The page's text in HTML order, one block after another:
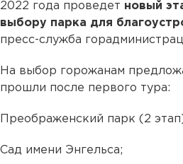
2022 года проведет новый
выбору парка для
пресс-служба
На выбор горожанам
прошли после первого тура:
Преображенский парк (2
Сад имени Энгельса;